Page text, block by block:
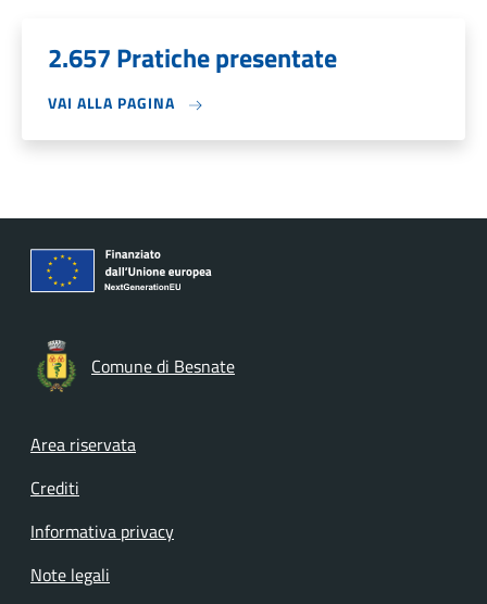
2.657 Pratiche presentate
VAI ALLA PAGINA
Comune di Besnate
Footer menu
Area riservata
Crediti
Informativa privacy
Note legali